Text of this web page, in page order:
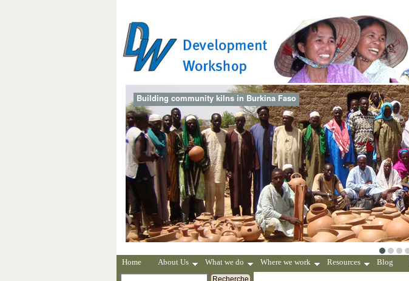
Building community kilns in Burkina Faso
Home About Us What we do Where we work Resources Blog
Recherche